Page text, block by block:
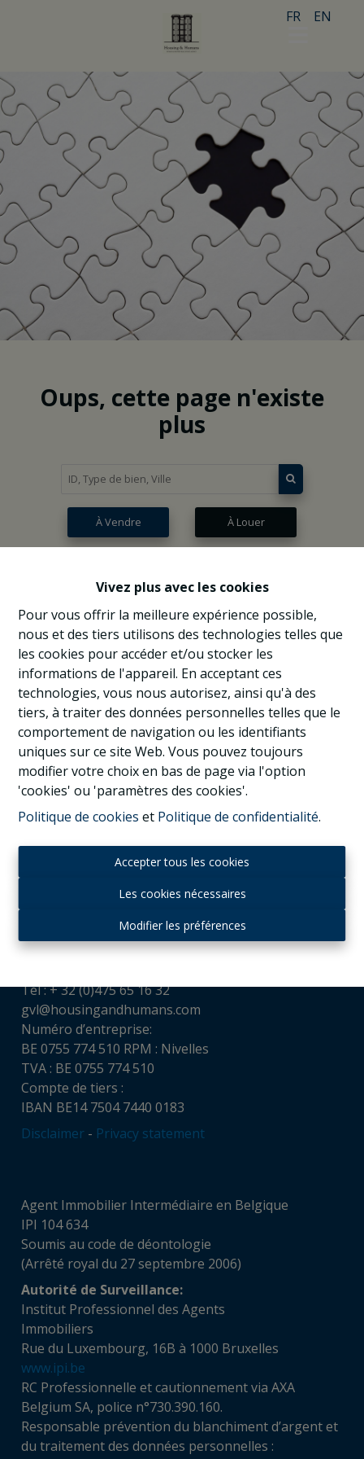
Vivez plus avec les cookies
Pour vous offrir la meilleure expérience possible,
nous et des tiers utilisons des technologies telles que
les cookies pour accéder et/ou stocker les
informations de l'appareil. En acceptant ces
technologies, vous nous autorisez, ainsi qu'à des
tiers, à traiter des données personnelles telles que le
comportement de navigation ou les identifiants
uniques sur ce site Web. Vous pouvez toujours
modifier votre choix en bas de page via l'option
'cookies' ou 'paramètres des cookies'.
Politique de cookies et Politique de confidentialité.
Accepter tous les cookies
Les cookies nécessaires
Modifier les préférences
FR EN
Oups, cette page n'existe
plus
À Vendre À Louer
Housing and Humans srl
Chaussée de Louvain, 521
Tél : + 32 (0)475 65 16 32
gvl@housingandhumans.com
Numéro d’entreprise:
BE 0755 774 510 RPM : Nivelles
TVA : BE 0755 774 510
Compte de tiers :
IBAN BE14 7504 7440 0183
Disclaimer - Privacy statement
Agent Immobilier Intermédiaire en Belgique
IPI 104 634
Soumis au code de déontologie
(Arrêté royal du 27 septembre 2006)
Autorité de Surveillance:
Institut Professionnel des Agents
Immobiliers
Rue du Luxembourg, 16B à 1000 Bruxelles
www.ipi.be
RC Professionnelle et cautionnement via AXA
Belgium SA, police n°730.390.160.
Responsable prévention du blanchiment d’argent et
du traitement des données personnelles :